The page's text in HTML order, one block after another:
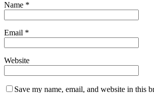
Name *
Email *
Website
Save my name, email, and website in this